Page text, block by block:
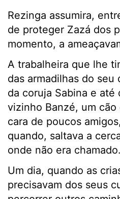
Rezinga assumira,
de proteger Zazá dos
momento, a
A trabalheira que lhe
das armadilhas do
da coruja Sabina e até
vizinho Banzé, um
cara de poucos
quando, saltava a
onde não era chamado.
Um dia, quando as
precisavam dos seus